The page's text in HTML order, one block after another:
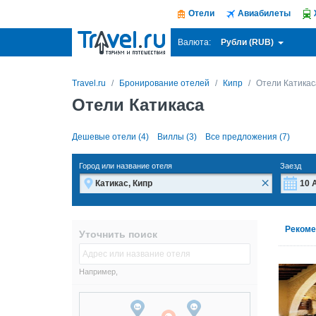
Отели Авиабилеты
Валюта: Рубли (RUB)
Travel.ru Бронирование отелей Кипр Отели
Отели Катикаса
Дешевые отели (4) Виллы (3) Все предложения (7)
Город или название отеля
×
Заезд
10
17
10
17
Уточнить поиск
Например,